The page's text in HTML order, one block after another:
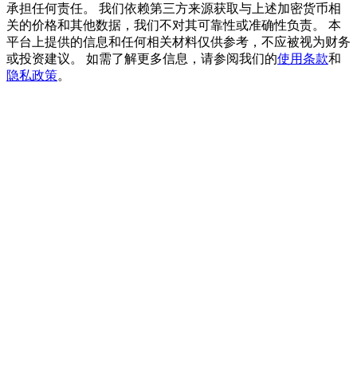
USDT 新手理財 10% APR
USDT活期理財、無鎖定期
承担任何责任。 我们依赖第三方来源获取与上述加密货币相
关的价格和其他数据，我们不对其可靠性或准确性负责。 本
平台上提供的信息和任何相关材料仅供参考，不应被视为财务
或投资建议。 如需了解更多信息，请参阅我们的使用条款和
隐私政策。